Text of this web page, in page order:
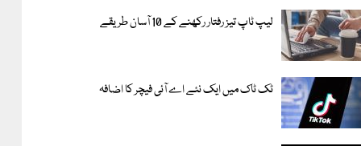
لیپ ٹاپ تیز رفتار رکھنے کے 10 آسان طریقے
ٹک ٹاک میں ایک نئے اے آئی فیچر کا اضافہ